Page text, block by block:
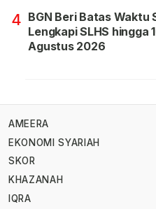
4 BGN Beri Batas Waktu
Lengkapi SLHS hingga
Agustus 2026
AMEERA
EKONOMI SYARIAH
SKOR
KHAZANAH
IQRA